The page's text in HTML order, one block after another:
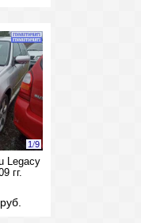
1/9
Legacy
гг.